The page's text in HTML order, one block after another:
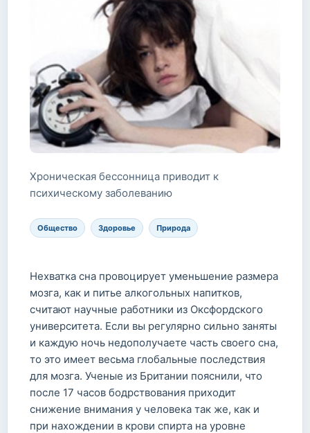
Хроническая бессонница приводит к
психическому заболеванию
Общество Здоровье Природа
Нехватка сна провоцирует уменьшение размера
мозга, как и питье алкогольных напитков,
считают научные работники из Оксфордского
университета. Если вы регулярно сильно заняты
и каждую ночь недополучаете часть своего сна,
то это имеет весьма глобальные последствия
для мозга. Ученые из Британии пояснили, что
после 17 часов бодрствования приходит
снижение внимания у человека так же, как и
при нахождении в крови спирта на уровне